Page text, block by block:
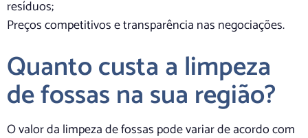
resíduos;
Preços competitivos e transparência nas negociações.
Quanto custa a limpeza
de fossas na sua região?
O valor da limpeza de fossas pode variar de acordo com